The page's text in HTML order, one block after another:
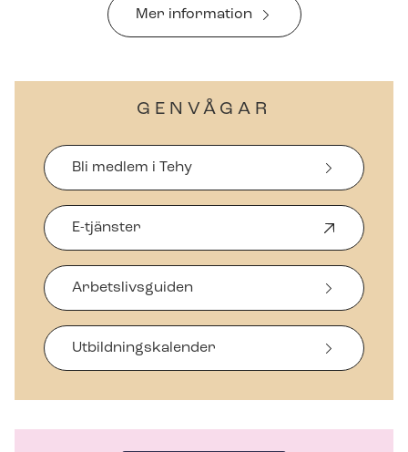
Mer information
GENVÅGAR
Bli medlem i Tehy
E-tjänster
p
n
a
s
i
t
Arbetslivsguiden
Ut­bild­nings­ka­len­der